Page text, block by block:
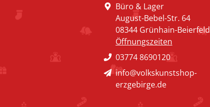
Büro & Lager
August-Bebel-Str. 64
08344 Grünhain-Beierfeld
Öffnungszeiten
03774 8690120
info@volkskunstshop-
erzgebirge.de